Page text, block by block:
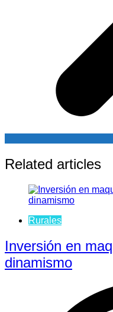
Related articles
Rurales
Inversión en
dinamismo